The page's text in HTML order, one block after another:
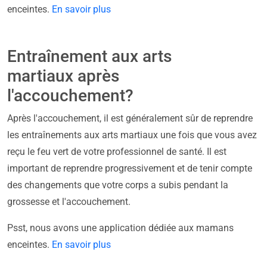
enceintes. En savoir plus
Entraînement aux arts
martiaux après
l'accouchement?
Après l'accouchement, il est généralement sûr de reprendre
les entraînements aux arts martiaux une fois que vous avez
reçu le feu vert de votre professionnel de santé. Il est
important de reprendre progressivement et de tenir compte
des changements que votre corps a subis pendant la
grossesse et l'accouchement.
Psst, nous avons une application dédiée aux mamans
enceintes. En savoir plus